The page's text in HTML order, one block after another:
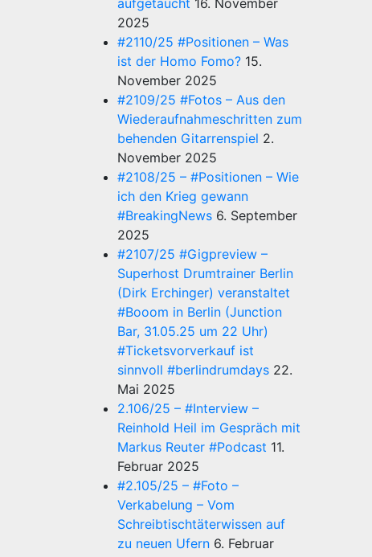
aufgetaucht 16. November
2025
#2110/25 #Positionen – Was
ist der Homo Fomo? 15.
November 2025
#2109/25 #Fotos – Aus den
Wiederaufnahmeschritten zum
behenden Gitarrenspiel 2.
November 2025
#2108/25 – #Positionen – Wie
ich den Krieg gewann
#BreakingNews 6. September
2025
#2107/25 #Gigpreview –
Superhost Drumtrainer Berlin
(Dirk Erchinger) veranstaltet
#Booom in Berlin (Junction
Bar, 31.05.25 um 22 Uhr)
#Ticketsvorverkauf ist
sinnvoll #berlindrumdays 22.
Mai 2025
2.106/25 – #Interview –
Reinhold Heil im Gespräch mit
Markus Reuter #Podcast 11.
Februar 2025
#2.105/25 – #Foto –
Verkabelung – Vom
Schreibtischtäterwissen auf
zu neuen Ufern 6. Februar